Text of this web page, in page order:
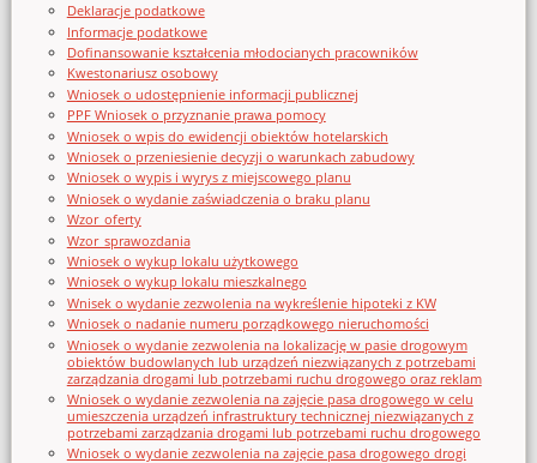
Deklaracje podatkowe
Informacje podatkowe
Dofinansowanie kształcenia młodocianych pracowników
Kwestonariusz osobowy
Wniosek o udostępnienie informacji publicznej
PPF Wniosek o przyznanie prawa pomocy
Wniosek o wpis do ewidencji obiektów hotelarskich
Wniosek o przeniesienie decyzji o warunkach zabudowy
Wniosek o wypis i wyrys z miejscowego planu
Wniosek o wydanie zaświadczenia o braku planu
Wzor_oferty
Wzor_sprawozdania
Wniosek o wykup lokalu użytkowego
Wniosek o wykup lokalu mieszkalnego
Wnisek o wydanie zezwolenia na wykreślenie hipoteki z KW
Wniosek o nadanie numeru porządkowego nieruchomości
Wniosek o wydanie zezwolenia na lokalizację w pasie drogowym
obiektów budowlanych lub urządzeń niezwiązanych z potrzebami
zarządzania drogami lub potrzebami ruchu drogowego oraz reklam
Wniosek o wydanie zezwolenia na zajęcie pasa drogowego w celu
umieszczenia urządzeń infrastruktury technicznej niezwiązanych z
potrzebami zarządzania drogami lub potrzebami ruchu drogowego
Wniosek o wydanie zezwolenia na zajęcie pasa drogowego drogi